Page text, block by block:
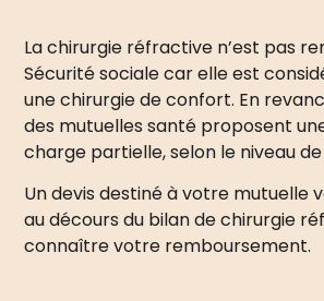
La chirurgie réfractive n’est pas
Sécurité sociale car elle est
une chirurgie de confort. En
des mutuelles santé proposent
charge partielle, selon le niveau
Un devis destiné à votre mutuelle
au décours du bilan de chirurgie
connaître votre remboursement.